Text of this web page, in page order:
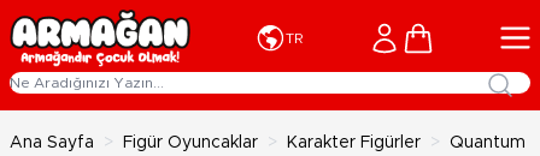
İçeriğe geç
TR Cart
Ana Sayfa > Figür Oyuncaklar > Karakter Figürler > Quantum